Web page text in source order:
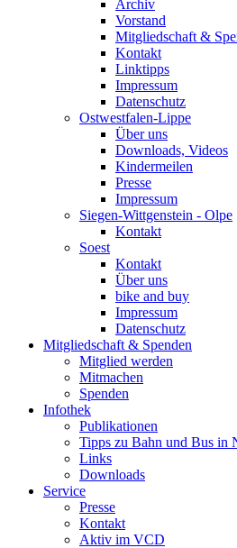
Archiv
Vorstand
Mitgliedschaft &
Kontakt
Linktipps
Impressum
Datenschutz
Ostwestfalen-Lippe
Über uns
Downloads, Videos
Kindermeilen
Presse
Impressum
Siegen-Wittgenstein - Olpe
Kontakt
Soest
Kontakt
Über uns
bike and buy
Impressum
Datenschutz
Mitgliedschaft & Spenden
Mitglied werden
Mitmachen
Spenden
Infothek
Publikationen
Tipps zu Bahn und Bus in
Links
Downloads
Service
Presse
Kontakt
Aktiv im VCD